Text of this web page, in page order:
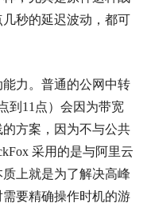
秒的延迟波动，都可
力。普通的公网中转
到11点）会因为带宽
方案，因为不与公共
采用的是与阿里云
上就是为了解决高峰
要精确操作时机的游